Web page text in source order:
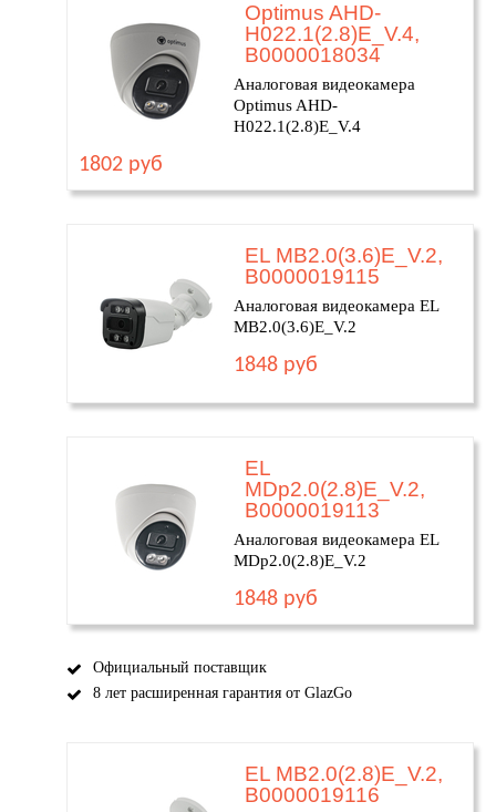
Optimus AHD-
H022.1(2.8)E_V.4,
В0000018034
Аналоговая видеокамера
Optimus AHD-
H022.1(2.8)E_V.4
1802 руб
EL MB2.0(3.6)E_V.2,
В0000019115
Аналоговая видеокамера EL
MB2.0(3.6)E_V.2
1848 руб
EL
MDp2.0(2.8)E_V.2,
В0000019113
Аналоговая видеокамера EL
MDp2.0(2.8)E_V.2
1848 руб
Официальный поставщик
8 лет расширенная гарантия от GlazGo
EL MB2.0(2.8)E_V.2,
В0000019116